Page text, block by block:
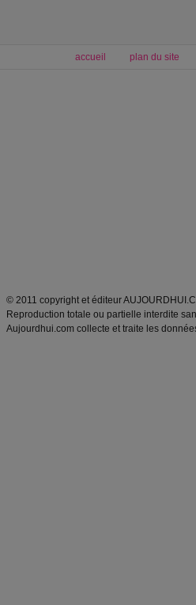
accueil plan du site
© 2011 copyright et éditeur
Reproduction totale ou partielle interdite
Aujourdhui.com collecte et traite les